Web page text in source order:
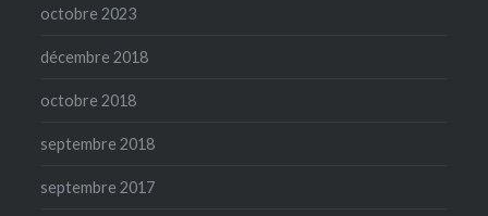
octobre 2023
décembre 2018
octobre 2018
septembre 2018
septembre 2017